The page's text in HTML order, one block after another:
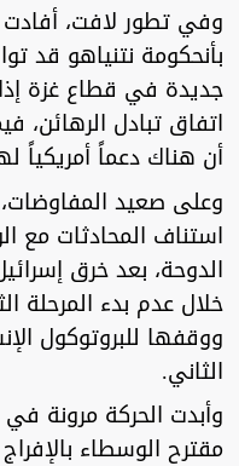
وفي تطور لافت، أفادت
بأنحكومة نتنياهو قد
جديدة في قطاع غزة
اتفاق تبادل الرهائن،
أن هناك دعماً أمريكياً
وعلى صعيد
استناف المحادثات مع
الدوحة، بعد خرق
خلال عدم بدء المرحلة
ووقفها للبروتوكول
الثاني.
وأبدت الحركة مرونة